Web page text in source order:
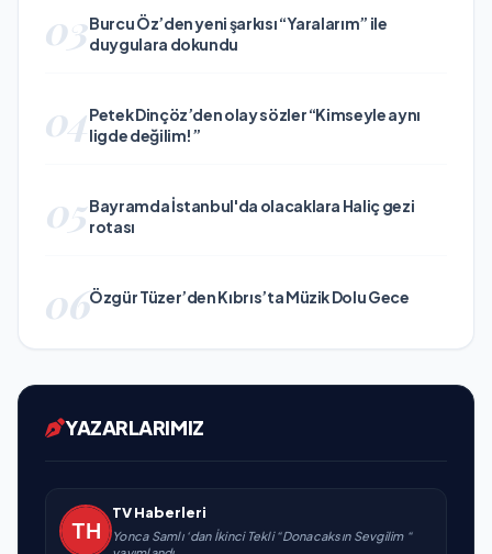
03Burcu Öz’den yeni şarkısı “Yaralarım” ile
duygulara dokundu
04Petek Dinçöz’den olay sözler “Kimseyle aynı
ligde değilim!”
05Bayramda İstanbul'da olacaklara Haliç gezi
rotası
06Özgür Tüzer’den Kıbrıs’ta Müzik Dolu Gece
YAZARLARIMIZ
TV Haberleri
Yonca Samlı ‘dan İkinci Tekli “Donacaksın Sevgilim “